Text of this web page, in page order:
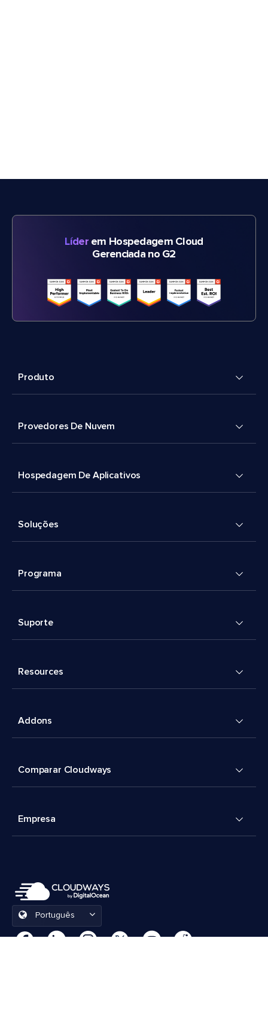
Líderem Hospedagem Cloud
Gerenciada no G2
Produto
Provedores De Nuvem
Hospedagem De Aplicativos
Soluções
Programa
Suporte
Resources
Addons
Comparar Cloudways
Empresa
Português